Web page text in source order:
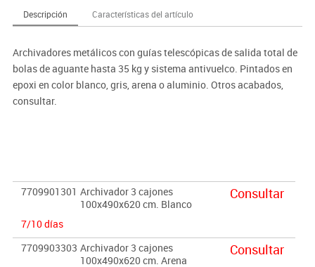
Descripción Características del artículo
Archivadores metálicos con guías telescópicas de salida total de
bolas de aguante hasta 35 kg y sistema antivuelco. Pintados en
epoxi en color blanco, gris, arena o aluminio. Otros acabados,
consultar.
7709901301 Archivador 3 cajones
100x490x620 cm. Blanco
7/10 días
Consultar
7709903303 Archivador 3 cajones
100x490x620 cm. Arena
Consultar